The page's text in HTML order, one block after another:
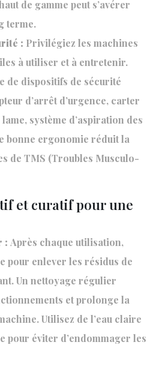
de gamme peut s’avérer
terme.
: Privilégiez les machines
à utiliser et à entretenir.
de dispositifs de sécurité
d’arrêt d’urgence, carter
système d’aspiration des
bonne ergonomie réduit la
de TMS (Troubles Musculo-
et curatif pour une
: Après chaque utilisation,
pour enlever les résidus de
Un nettoyage régulier
et prolonge la
Utilisez de l’eau claire
pour éviter d’endommager les